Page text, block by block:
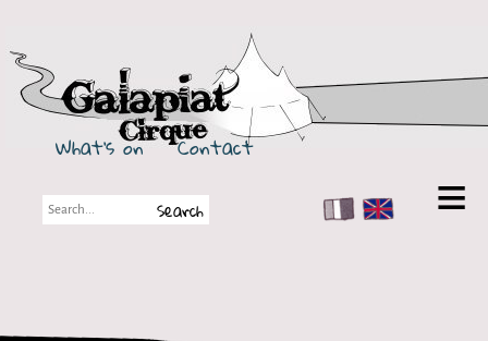
Galapiat Cirque
What's on
Contact
FR EN